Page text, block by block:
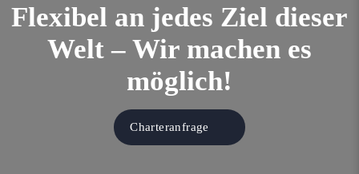
Flexibel an jedes Ziel dieser
Welt – Wir machen es
möglich!
Charteranfrage